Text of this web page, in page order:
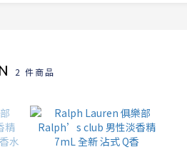
2 件商品